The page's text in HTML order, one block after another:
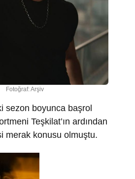
Fotoğraf: Arşiv
sezon boyunca başrol
Teşkilat’ın ardından
merak konusu olmuştu.